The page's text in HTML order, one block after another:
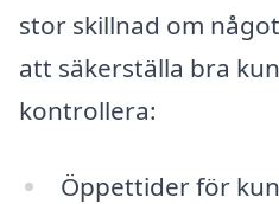
stor skillnad om
att säkerställa bra
kontrollera:
Öppettider för